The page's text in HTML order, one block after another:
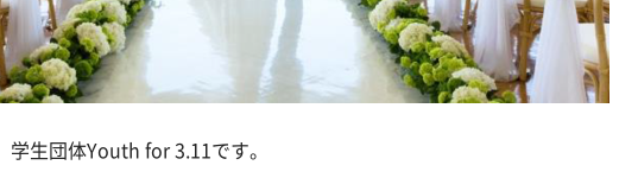
学生団体Youth for 3.11です。